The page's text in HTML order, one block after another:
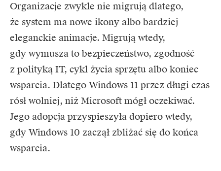
Organizacje zwykle nie migrują dlatego,
że system ma nowe ikony albo bardziej
eleganckie animacje. Migrują wtedy,
gdy wymusza to bezpieczeństwo, zgodność
z polityką IT, cykl życia sprzętu albo koniec
wsparcia. Dlatego Windows 11 przez długi czas
rósł wolniej, niż Microsoft mógł oczekiwać.
Jego adopcja przyspieszyła dopiero wtedy,
gdy Windows 10 zaczął zbliżać się do końca
wsparcia.